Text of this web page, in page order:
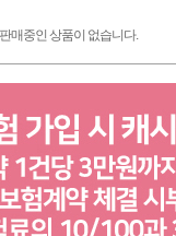
매중인 상품이 없습니다.